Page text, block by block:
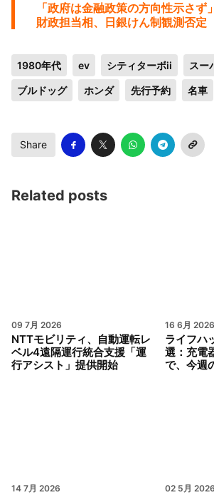
「政府は金融政策の方向性示さ
財政担当相、日銀けん制観測否定
1980年代 ev シティターボii スー
ブルドッグ ホンダ 先行予約 名車
Share
Related posts
09 7月 2026
NTTモビリティ、自動運転レ
ベル4遠隔運行統合支援「運
行アシスト」提供開始
16 6月 2026
ライフハ
選：充電
で、今週
14 7月 2026 02 5月 2026